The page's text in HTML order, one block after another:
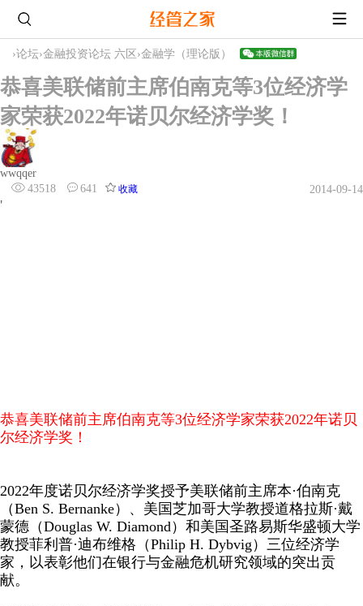
›论坛›金融投资论坛 六区 ›金融学（理论版）
恭喜美联储前主席伯南克等3位经济学
家荣获2022年诺贝尔经济学奖！
wwqqer
43518
641 收藏 2014-09-14
'
恭喜美联储前主席伯南克等3位经济学家荣获2022年诺贝
尔经济学奖！
2022年度诺贝尔经济学奖授予美联储前主席本·伯南克
（Ben S. Bernanke）、美国芝加哥大学教授道格拉斯·戴
蒙德（Douglas W. Diamond）和美国圣路易斯华盛顿大学
教授菲利普·迪布维格（Philip H. Dybvig）三位经济学
家，以表彰他们在银行与金融危机研究领域的突出贡
献。